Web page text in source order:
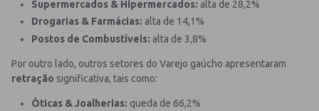
Supermercados & Hipermercados: alta de 28,2%
Drogarias & Farmácias: alta de 14,1%
Postos de Combustíveis: alta de 3,8%
Por outro lado, outros setores do Varejo gaúcho apresentaram
retração significativa, tais como:
Óticas & Joalherias: queda de 66,2%